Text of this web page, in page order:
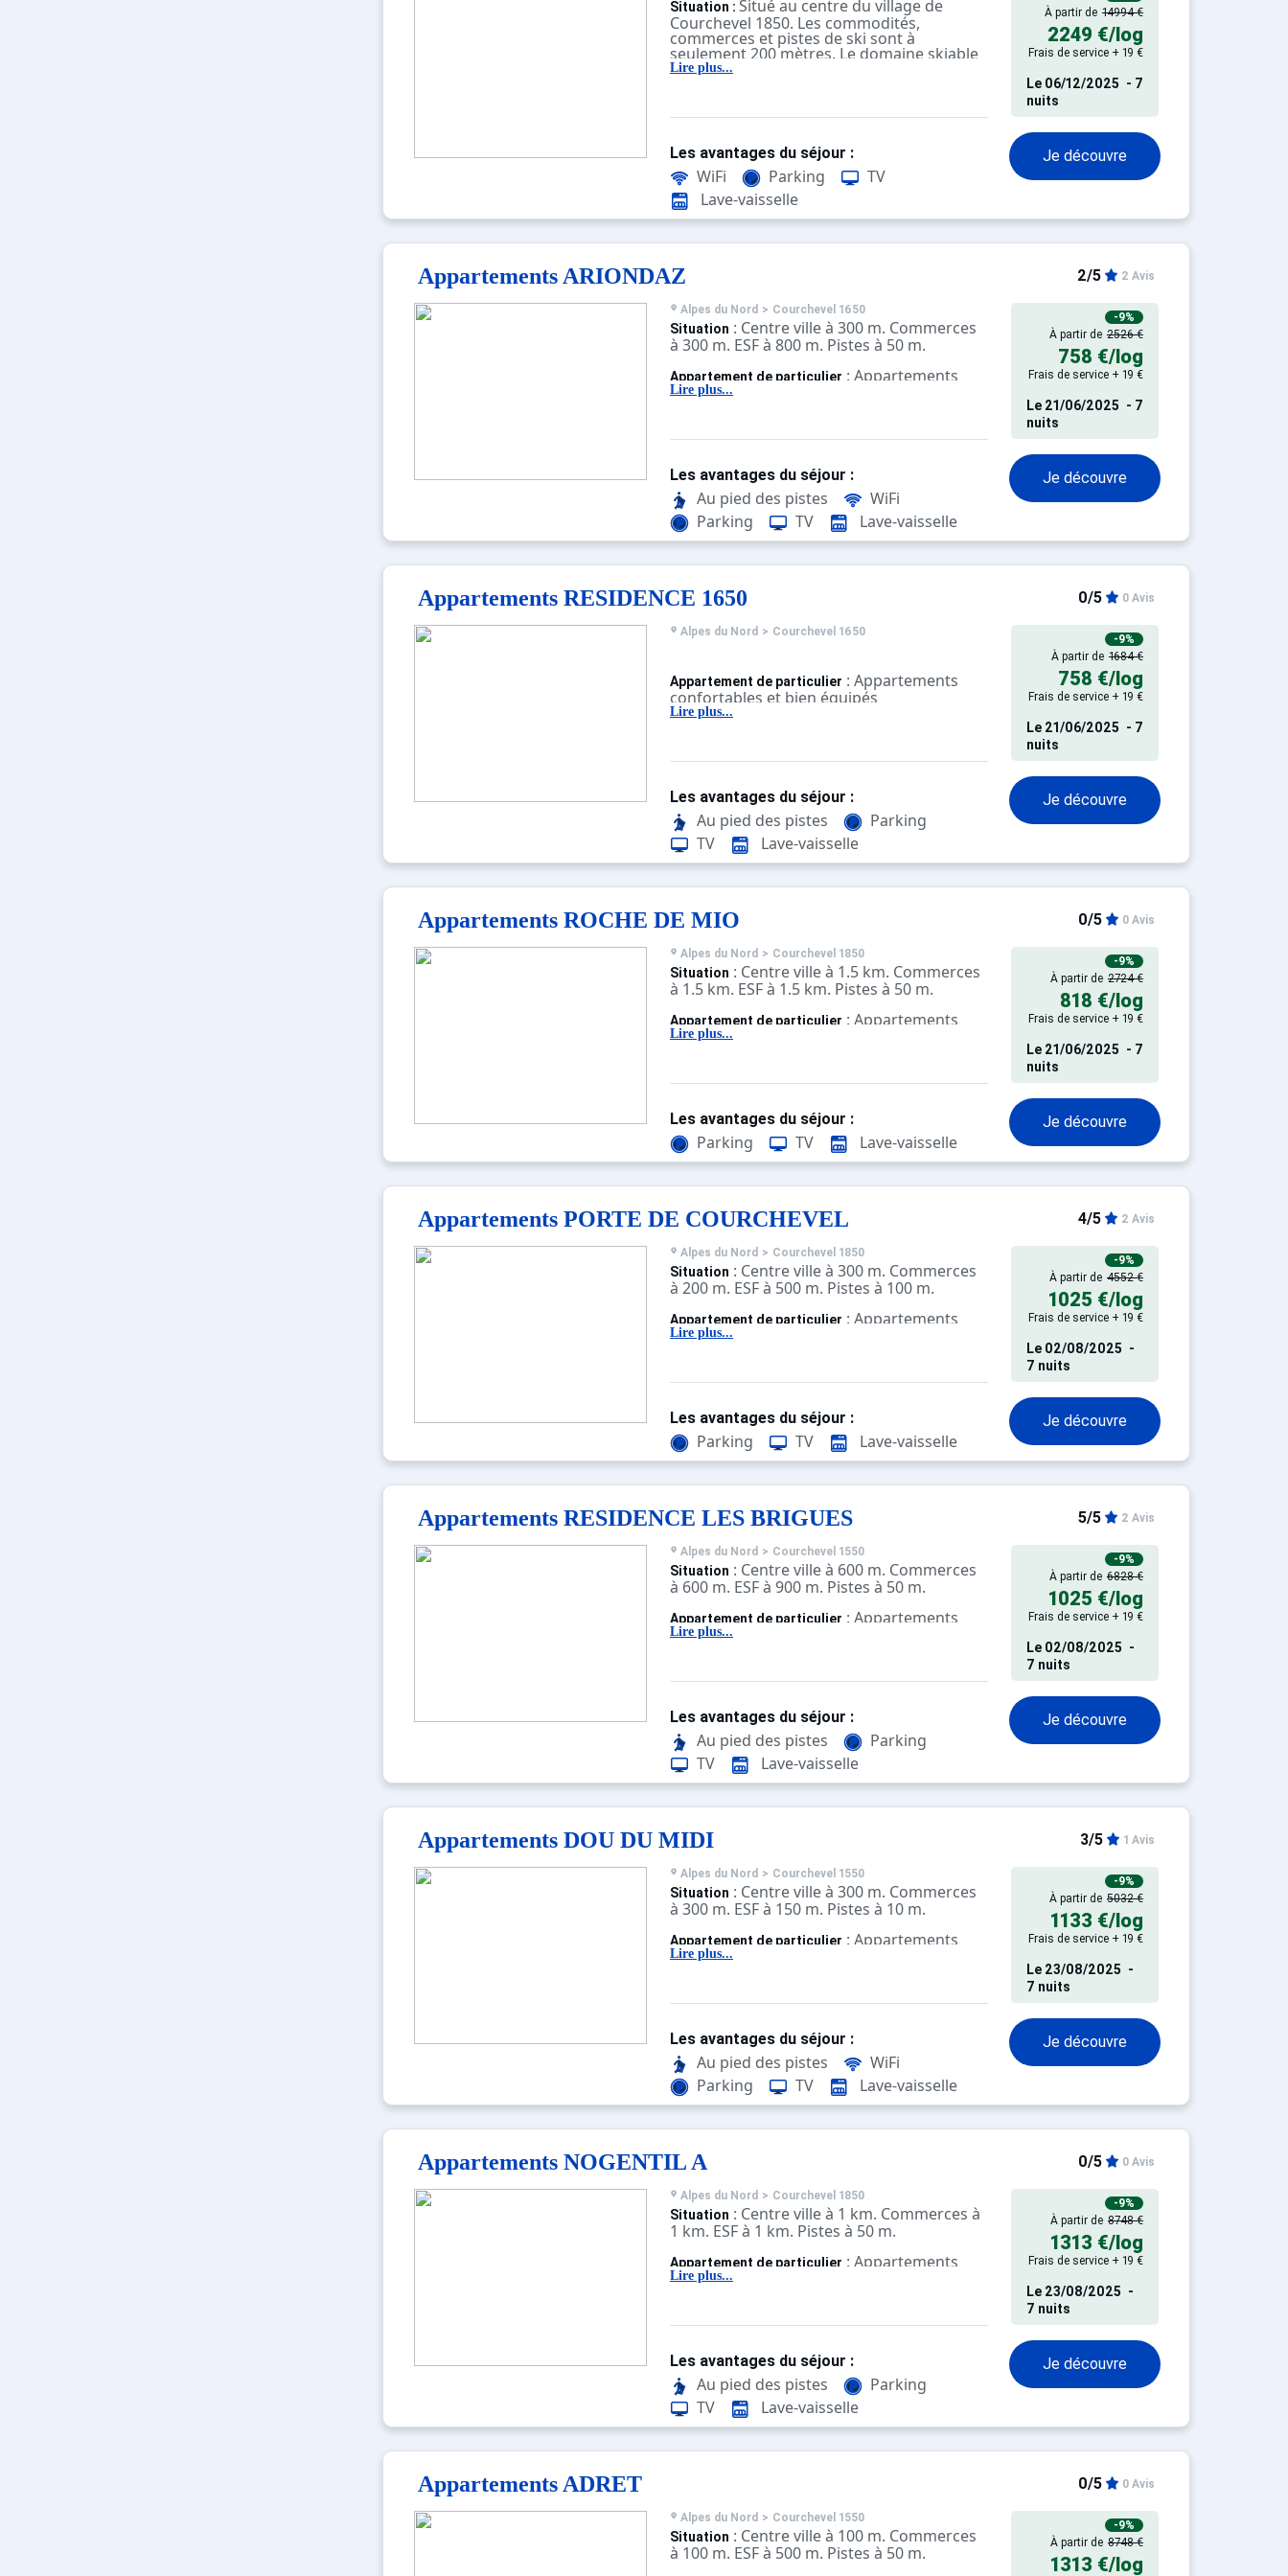
Situation : Situé au centre du village de
Courchevel 1850. Les commodités,
commerces et pistes de ski sont à
seulement 200 mètres. Le domaine skiable
des 3 Vallées propose 600 kilomètres de
accueillir jusqu'à 6 personnes. Confortable
disposition : l'accès Wifi, linge de maison
(draps et serviettes) et ménage de fin de
séjour.
Lire plus...
À partir de 14994 €
2249 €/log
Frais de service + 19 €
Le 06/12/2025 - 7
nuits
Je découvre
Les avantages du séjour :
WiFi Parking
TV
Lave-vaisselle
Appartements ARIONDAZ 2/5 2 Avis
Alpes du Nord > Courchevel 1650
Situation : Centre ville à 300 m. Commerces
à 300 m. ESF à 800 m. Pistes à 50 m.
Appartement de particulier : Appartements
confortables et bien équipés
Lire plus...
-9%
À partir de 2526 €
758 €/log
Frais de service + 19 €
Le 21/06/2025 - 7
nuits
Je découvre
Les avantages du séjour :
Au pied des pistes
WiFi
Parking
TV Lave-vaisselle
Appartements RESIDENCE 1650 0/5 0 Avis
Alpes du Nord > Courchevel 1650
Appartement de particulier : Appartements
confortables et bien équipés
Lire plus...
-9%
À partir de 1684 €
758 €/log
Frais de service + 19 €
Le 21/06/2025 - 7
nuits
Je découvre
Les avantages du séjour :
Au pied des pistes
Parking
TV
Lave-vaisselle
Appartements ROCHE DE MIO 0/5 0 Avis
Alpes du Nord > Courchevel 1850
Situation : Centre ville à 1.5 km. Commerces
à 1.5 km. ESF à 1.5 km. Pistes à 50 m.
Appartement de particulier : Appartements
confortables et bien équipés
Lire plus...
-9%
À partir de 2724 €
818 €/log
Frais de service + 19 €
Le 21/06/2025 - 7
nuits
Je découvre
Les avantages du séjour :
Parking TV Lave-vaisselle
Appartements PORTE DE COURCHEVEL 4/5 2 Avis
Alpes du Nord > Courchevel 1850
Situation : Centre ville à 300 m. Commerces
à 200 m. ESF à 500 m. Pistes à 100 m.
Appartement de particulier : Appartements
confortables et bien équipés
Lire plus...
-9%
À partir de 4552 €
1025 €/log
Frais de service + 19 €
Le 02/08/2025 -
7 nuits
Je découvre
Les avantages du séjour :
Parking TV Lave-vaisselle
Appartements RESIDENCE LES BRIGUES 5/5 2 Avis
Alpes du Nord > Courchevel 1550
Situation : Centre ville à 600 m. Commerces
à 600 m. ESF à 900 m. Pistes à 50 m.
Appartement de particulier : Appartements
confortables et bien équipés
Lire plus...
-9%
À partir de 6828 €
1025 €/log
Frais de service + 19 €
Le 02/08/2025 -
7 nuits
Je découvre
Les avantages du séjour :
Au pied des pistes
Parking
TV
Lave-vaisselle
Appartements DOU DU MIDI 3/5 1 Avis
Alpes du Nord > Courchevel 1550
Situation : Centre ville à 300 m. Commerces
à 300 m. ESF à 150 m. Pistes à 10 m.
Appartement de particulier : Appartements
confortables et bien équipés
Lire plus...
-9%
À partir de 5032 €
1133 €/log
Frais de service + 19 €
Le 23/08/2025 -
7 nuits
Je découvre
Les avantages du séjour :
Au pied des pistes
WiFi
Parking
TV Lave-vaisselle
Appartements NOGENTIL A 0/5 0 Avis
Alpes du Nord > Courchevel 1850
Situation : Centre ville à 1 km. Commerces à
1 km. ESF à 1 km. Pistes à 50 m.
Appartement de particulier : Appartements
confortables et bien équipés
Lire plus...
-9%
À partir de 8748 €
1313 €/log
Frais de service + 19 €
Le 23/08/2025 -
7 nuits
Je découvre
Les avantages du séjour :
Au pied des pistes
Parking
TV
Lave-vaisselle
Appartements ADRET 0/5 0 Avis
Alpes du Nord > Courchevel 1550
Situation : Centre ville à 100 m. Commerces
à 100 m. ESF à 500 m. Pistes à 50 m.
-9%
À partir de 8748 €
1313 €/log